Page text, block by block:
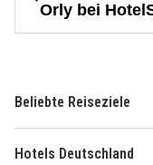
Orly bei
Beliebte Reiseziele
Hotels Deutschland